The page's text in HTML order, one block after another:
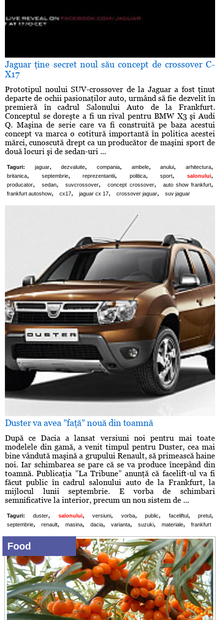
Jaguar ţine secret noul său concept de crossover C-
X17
Prototipul noului SUV-crossover de la Jaguar a fost ţinut
departe de ochii pasionaţilor auto, urmând să fie dezvelit în
premieră în cadrul Salonului Auto de la Frankfurt.
Conceptul se doreşte a fi un rival pentru BMW X3 şi Audi
Q. Maşina de serie care va fi construită pe baza acestui
concept va marca o cotitură importantă în politica acestei
mărci, cunoscută drept ca un producător de maşini sport de
două locuri şi de sedan-uri ...
Taguri: jaguar, dezvaluite, compania, ambele, anului, arhitectura,
britanica, septembrie, reprezentantii, politica, sport, salonului,
producator, sedan, suvcrossover, concept crossover, auto show frankfurt,
frankfurt autoshow, cx17, jaguar cx 17, crossover jaguar, suv jaguar
Duster va avea ”faţă” nouă din toamnă
După ce Dacia a lansat versiuni noi pentru mai toate
modelele din gamă, a venit timpul pentru Duster, cea mai
bine vândută maşină a grupului Renault, să primească haine
noi. Iar schimbarea se pare că se va produce începând din
toamnă. Publicaţia ”La Tribune” anunţă că facelift-ul va fi
făcut public în cadrul salonului auto de la Frankfurt, la
mijlocul lunii septembrie. E vorba de schimbari
semnificative la interior, precum un nou sistem de ...
Taguri: duster, salonului, versiuni, vorba, public, faceliftul, pretul ,
septembrie, renault, masina, dacia, varianta, suzuki, materiale, frankfurt
Food